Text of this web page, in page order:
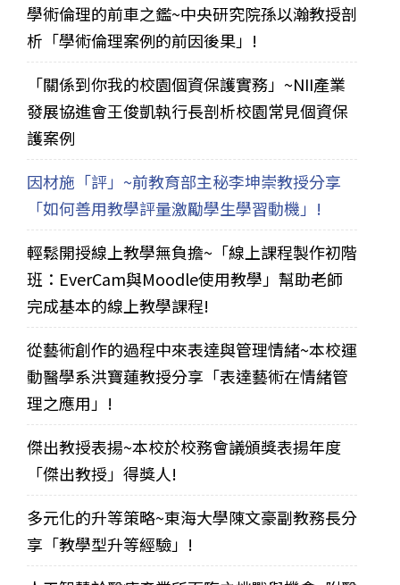
學術倫理的前車之鑑~中央研究院孫以瀚教授剖
析「學術倫理案例的前因後果」!
「關係到你我的校園個資保護實務」~NII產業
發展協進會王俊凱執行長剖析校園常見個資保
護案例
因材施「評」~前教育部主秘李坤崇教授分享
「如何善用教學評量激勵學生學習動機」!
輕鬆開授線上教學無負擔~「線上課程製作初階
班：EverCam與Moodle使用教學」幫助老師
完成基本的線上教學課程!
從藝術創作的過程中來表達與管理情緒~本校運
動醫學系洪寶蓮教授分享「表達藝術在情緒管
理之應用」!
傑出教授表揚~本校於校務會議頒獎表揚年度
「傑出教授」得獎人!
多元化的升等策略~東海大學陳文豪副教務長分
享「教學型升等經驗」!